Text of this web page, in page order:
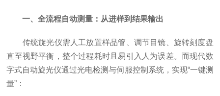
一、全流程自动测量：从进样到结果输出
传统旋光仪需人工放置样品管、调节目镜、旋转刻度盘
直至视野平衡，整个过程耗时且易引入人为误差。而现代数
字式自动旋光仪通过光电检测与伺服控制系统，实现“一键测
量”：